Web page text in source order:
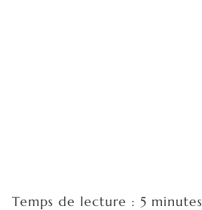
Temps de lecture : 5 minutes